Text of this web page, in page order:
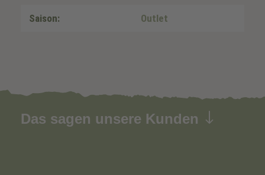
Saison: Outlet
Das sagen unsere Kunden